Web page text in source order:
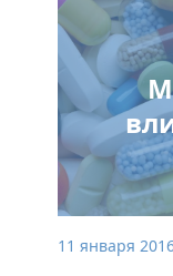
11 января